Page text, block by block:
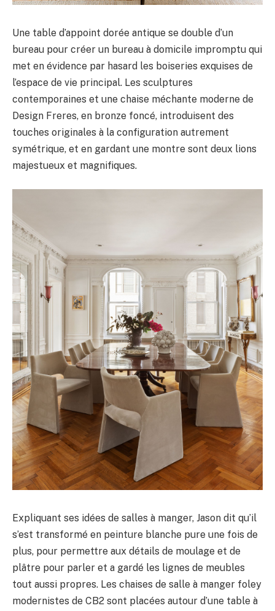
Une table d’appoint dorée antique se double d’un
bureau pour créer un bureau à domicile impromptu qui
met en évidence par hasard les boiseries exquises de
l’espace de vie principal. Les sculptures
contemporaines et une chaise méchante moderne de
Design Freres, en bronze foncé, introduisent des
touches originales à la configuration autrement
symétrique, et en gardant une montre sont deux lions
majestueux et magnifiques.
Expliquant ses idées de salles à manger, Jason dit qu’il
s’est transformé en peinture blanche pure une fois de
plus, pour permettre aux détails de moulage et de
plâtre pour parler et a gardé les lignes de meubles
tout aussi propres. Les chaises de salle à manger foley
modernistes de CB2 sont placées autour d’une table à